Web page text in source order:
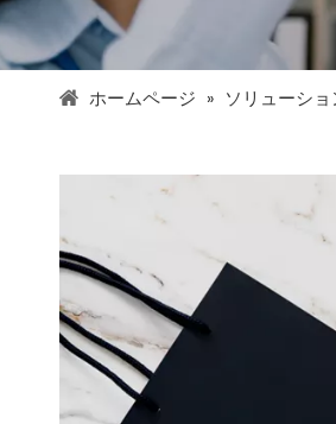
ホームページ » ソリューショ